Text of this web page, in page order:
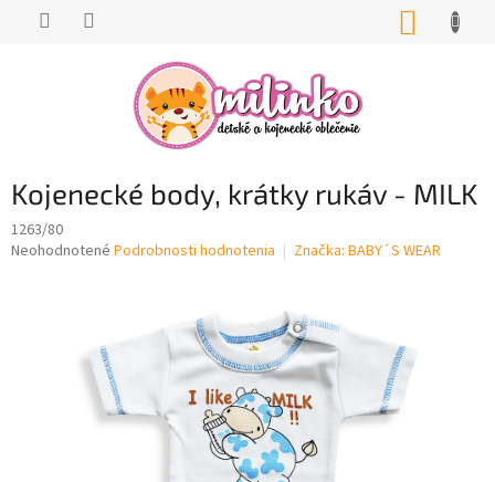
Kojenecké body, krátky rukáv - MILK
1263/80
Priemerné
Neohodnotené Podrobnosti hodnotenia Značka: BABY´S WEAR